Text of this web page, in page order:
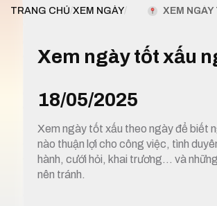
TRANG CHỦ/XEM NGÀY/ XEM
Xem ngày tốt xấu
18/05/2025
Xem ngày tốt xấu theo ngày để biết
nào thuận lợi cho công việc, tình
hành, cưới hỏi, khai trương… và
nên tránh.